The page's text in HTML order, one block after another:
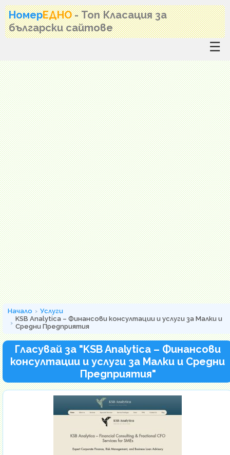
НомерЕДНО - Топ Класация за
български сайтове
☰
Начало
Услуги
KSB Analytica – Финансови консултации и услуги за Малки и
Средни Предприятия
Гласувай за "KSB Analytica – Финансови
консултации и услуги за Малки и Средни
Предприятия"